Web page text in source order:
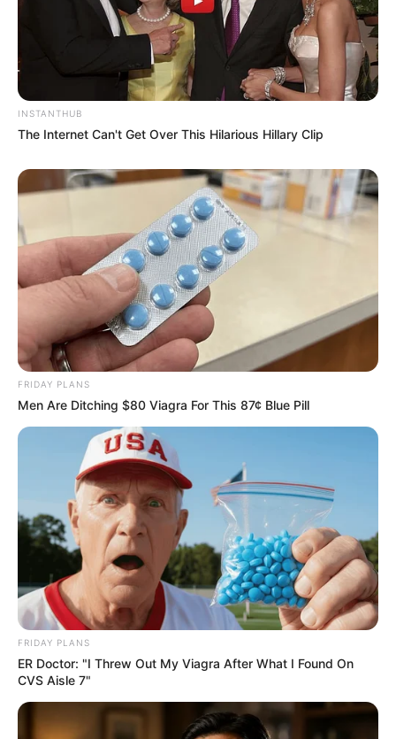
INSTANTHUB
The Internet Can't Get Over This Hilarious Hillary Clip
FRIDAY PLANS
Men Are Ditching $80 Viagra For This 87¢ Blue Pill
FRIDAY PLANS
ER Doctor: "I Threw Out My Viagra After What I Found On
CVS Aisle 7"